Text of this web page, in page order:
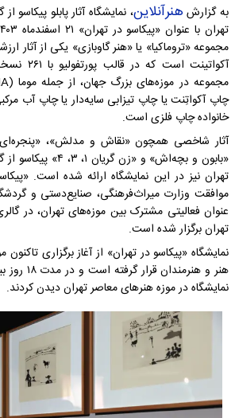
به گزارش هنرآنلاین، نمایشگاه آثار پابلو پیکاسو
چاپ آکواتِنت یا چاپ تیزابی سایه‌دار یا چاپ آب
خانواده چاپ فلزی است.
آثار شاخصی همچون «نقاش و مدلش»، «پنجره‌ای
«بابون و بچه‌اش» و «زن
تهران نیز در این نمایشگاه ارائه شده است.
موافقت وزارت میراث‌فرهنگی، صنایع‌دستی و
عنوان فعالیتی مشترک بین موزه‌های تهران، در
تهران برگزار شده است.
نمایشگاه «پیکاسو در تهران» از آغاز برگزاری تاکنون
نمایشگاه در موزه هنرهای معاصر تهران دیدن کردند.